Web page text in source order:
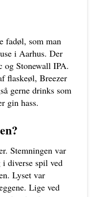
fadøl, som man
i Aarhus. Der
og Stonewall IPA.
flaskeøl, Breezer
gerne drinks som
gin hass.
Stemningen var
diverse spil ved
Lyset var
Lige ved